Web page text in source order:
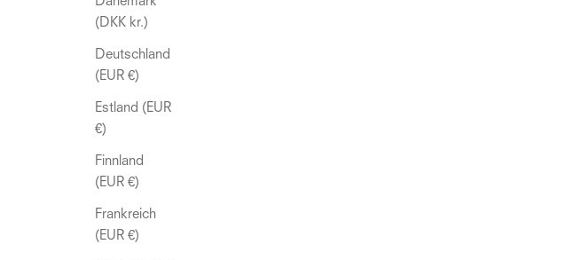
(DKK kr.)
Deutschland
(EUR €)
Estland (EUR
€)
Finnland
(EUR €)
Frankreich
(EUR €)